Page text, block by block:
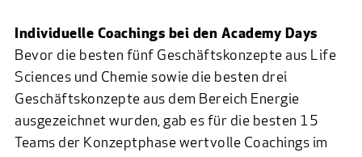
Individuelle Coachings bei den Academy Days
Bevor die besten fünf Geschäftskonzepte aus Life
Sciences und Chemie sowie die besten drei
Geschäftskonzepte aus dem Bereich Energie
ausgezeichnet wurden, gab es für die besten 15
Teams der Konzeptphase wertvolle Coachings im